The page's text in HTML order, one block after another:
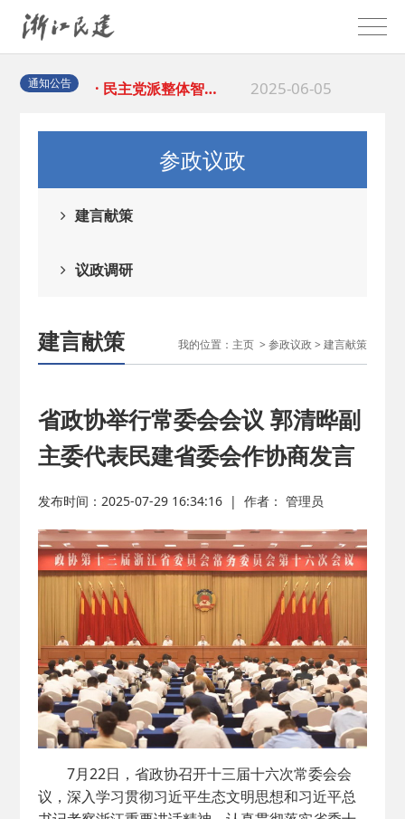
通知公告
· 中国民主建国会…
· 民主党派整体智… 2025-06-05
· 民建省委会民主… 2025-04-10
· 中国民主建国会… 2025-02-24
· 民建北仑六支部… 2026-06-18
· 中国民主建国会… 2026-02-25
· 中国民主建国会… 2025-08-28
· 民建省委会民主… 2025-04-10
· 中国民主建国会… 2025-02-24
· 中国民主建国会… 2024-08-28
· 中国民主建国会… 2024-03-04
参政议政
建言献策
议政调研
建言献策 我的位置： 主页> 参政议政 > 建言献策
省政协举行常委会会议 郭清晔副
主委代表民建省委会作协商发言
发布时间：2025-07-29 16:34:16 |作者： 管理员
7月22日，省政协召开十三届十六次常委会会
议，深入学习贯彻习近平生态文明思想和习近平总